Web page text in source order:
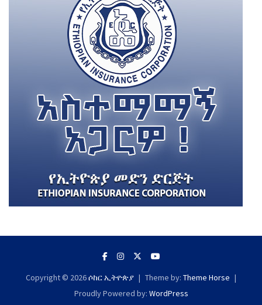
Copyright © 2026ሶከር ኢትዮጵያ Theme by: Theme Horse
Proudly Powered by: WordPress